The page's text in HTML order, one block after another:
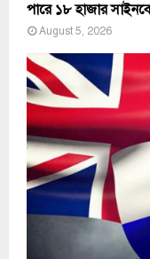
পারে ১৮ হাজার
August 5, 2026